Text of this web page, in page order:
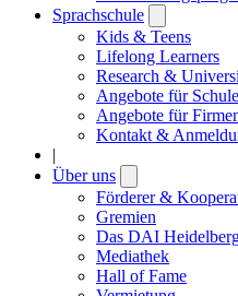
Sprachschule
submenu
Kids & Teens
Lifelong Learners
Research &
Angebote für
Angebote für
Kontakt &
|
Über uns
submenu
Förderer &
Gremien
Das DAI
Mediathek
Hall of Fame